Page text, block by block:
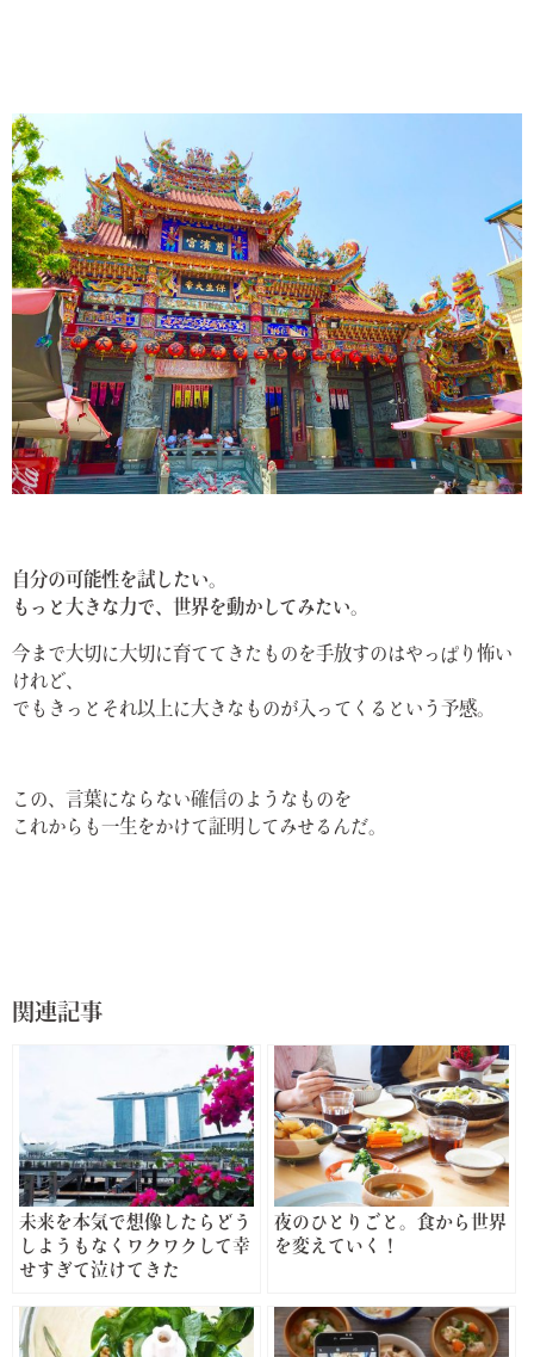
自分の可能性を試したい。
もっと大きな力で、世界を動かしてみたい。
今まで大切に大切に育ててきたものを手放すのはやっぱり怖い
けれど、
でもきっとそれ以上に大きなものが入ってくるという予感。
この、言葉にならない確信のようなものを
これからも一生をかけて証明してみせるんだ。
関連記事
未来を本気で想像したらどう
しようもなくワクワクして幸
せすぎて泣けてきた
夜のひとりごと。食から世界
を変えていく！